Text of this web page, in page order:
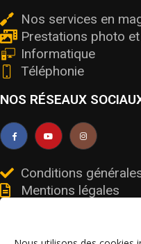
Nos services en
Prestations photo
Informatique
Téléphonie
NOS RÉSEAUX
Conditions
Mentions légales